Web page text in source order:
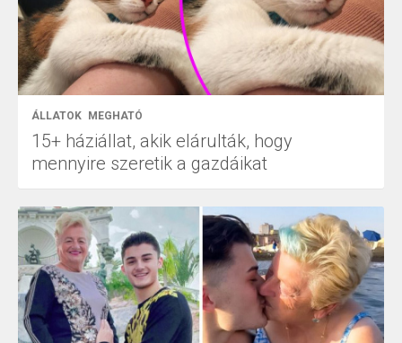
ÁLLATOK MEGHATÓ
15+ háziállat, akik elárulták, hogy
mennyire szeretik a gazdáikat